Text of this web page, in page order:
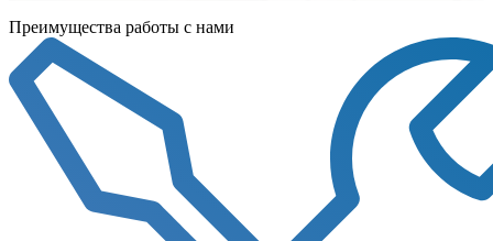
Преимущества работы с нами